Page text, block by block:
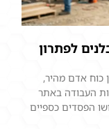
לפתרון
כוח אדם מהיר,
העבודה באתר
הפסדים כספיים